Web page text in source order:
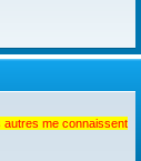
autres me connaissent